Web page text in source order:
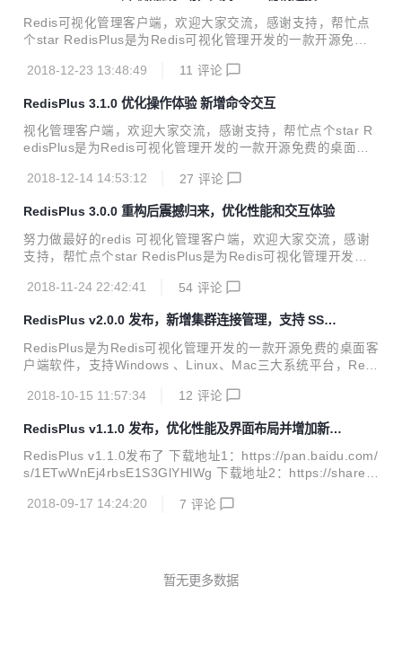
Redis可视化管理客户端，欢迎大家交流，感谢支持，帮忙点
个star RedisPlus是为Redis可视化管理开发的一款开源免费
台，RedisPlus提供更加高效、方便、快捷的使用体验，有着
接，同时还支持SSH（单机、集群）通道连接。RedisPlus致
力于为大家提供一个高效的Redis可视化管理软件。 项目开源
地址：https://gitee.com/MaxBill/RedisPlus 软件下载地址：
2018-12-23 13:48:49 11 评论
RedisPlus 3.1.0 优化操作体验 新增命令交互
视化管理客户端，欢迎大家交流，感谢支持，帮忙点个star R
edisPlus是为Redis可视化管理开发的一款开源免费的桌面客
sPlus提供更加高效、方便、快捷的使用体验，有着更加现代
支持SSH（单机、集群）通道连接。RedisPlus致力于为大家
提供一个高效的Redis可视化管理软件。 项目开源地址：http
s://gitee.com/MaxBill/RedisPlus 软件下载地址：https://pan.
2018-12-14 14:53:12 27 评论
RedisPlus 3.0.0 重构后震撼归来，优化性能和交互体验
努力做最好的redis 可视化管理客户端，欢迎大家交流，感谢
支持，帮忙点个star RedisPlus是为Redis可视化管理开发的
ac三大系统平台，RedisPlus提供更加高效、方便、快捷的使
集群模式连接，同时还支持SSH（单机、集群）通道连接。R
edisPlus致力于为大家提供一个高效的Redis可视化管理软
件。 项目开源地址：https://gitee.com/MaxBill/RedisPlus 软
2018-11-24 22:42:41 54 评论
RedisPlus v2.0.0 发布，新增集群连接管理，支持 SSH
通道连接
RedisPlus是为Redis可视化管理开发的一款开源免费的桌面客
户端软件，支持Windows 、Linux、Mac三大系统平台，Redi
化的用户界面风格。该软件支持单机、集群模式连接，同时还
开源协议，禁止二次开发打包发布盈利，违反必究！RedisPlu
s致力于为大家提供一个高效的Redis可视化管理软件。 Redis
Plus v2.0.0发布了 下载地址1：https://pan.baidu.com/s/1ET
wWnEj4rbsE1S3GlYHlWg 下载地址2：...
2018-10-15 11:57:34 12 评论
RedisPlus v1.1.0 发布，优化性能及界面布局并增加新功
能
RedisPlus v1.1.0发布了 下载地址1：https://pan.baidu.com/
s/1ETwWnEj4rbsE1S3GlYHlWg 下载地址2：https://share.
RedisPlus 欢迎提出意见建议、欢迎关注、star，感谢您的支
p;&hellip;) 增加更新日志功能 ，新功能...
2018-09-17 14:24:20 7 评论
暂无更多数据